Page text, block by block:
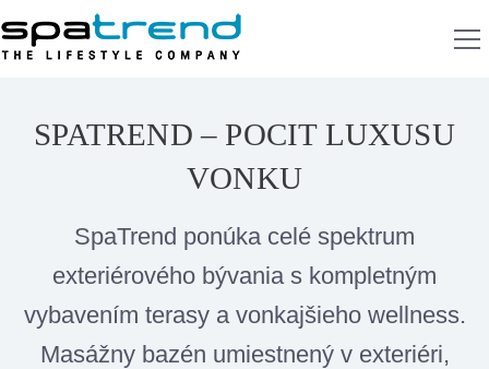
SPATREND – POCIT LUXUSU
VONKU
SpaTrend ponúka celé spektrum
exteriérového bývania s kompletným
vybavením terasy a vonkajšieho wellness.
Masážny bazén umiestnený v exteriéri,